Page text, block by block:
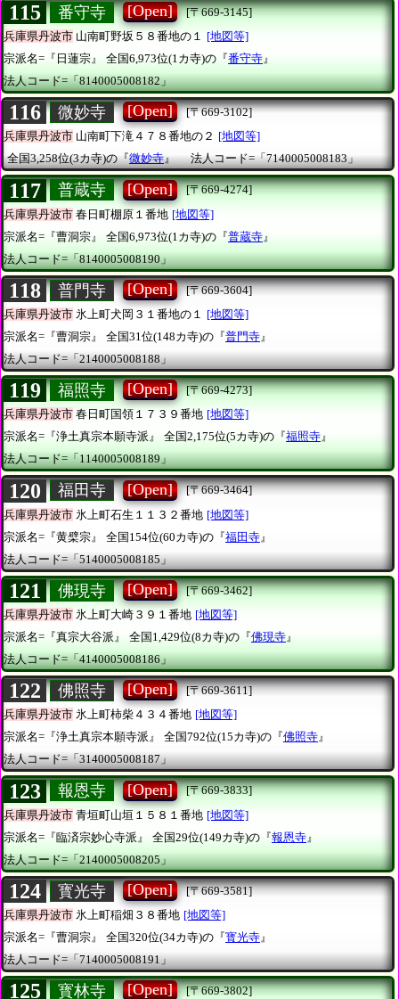
115 番守寺 [Open]
[〒669-3145]
兵庫県丹波市 山南町野坂５８番地の１ [地図等]
宗派名=『日蓮宗』
全国6,973位(1カ寺)の『番守寺』
法人コード=「8140005008182」
116 微妙寺 [Open]
[〒669-3102]
兵庫県丹波市 山南町下滝４７８番地の２ [地図等]
全国3,258位(3カ寺)の『微妙寺』 法人コード=「7140005008183」
117 普蔵寺 [Open]
[〒669-4274]
兵庫県丹波市 春日町棚原１番地 [地図等]
宗派名=『曹洞宗』
全国6,973位(1カ寺)の『普蔵寺 』
法人コード=「8140005008190」
118 普門寺 [Open]
[〒669-3604]
兵庫県丹波市 氷上町犬岡３１番地の１ [地図等]
宗派名=『曹洞宗』
全国31位(148カ寺)の『普門寺』
法人コード=「2140005008188」
119 福照寺 [Open]
[〒669-4273]
兵庫県丹波市 春日町国領１７３９番地 [地図等]
宗派名=『浄土真宗本願寺派』
全国2,175位(5カ寺)の『福照寺』
法人コード=「1140005008189」
120 福田寺 [Open]
[〒669-3464]
兵庫県丹波市 氷上町石生１１３２番地 [地図等]
宗派名=『黄檗宗』
全国154位(60カ寺)の『福田寺 』
法人コード=「5140005008185」
121 佛現寺 [Open]
[〒669-3462]
兵庫県丹波市 氷上町大崎３９１番地 [地図等]
宗派名=『真宗大谷派』
全国1,429位(8カ寺)の『佛現寺』
法人コード=「4140005008186」
122 佛照寺 [Open]
[〒669-3611]
兵庫県丹波市 氷上町柿柴４３４番地 [地図等]
宗派名=『浄土真宗本願寺派』
全国792位(15カ寺)の『佛照寺』
法人コード=「3140005008187」
123 報恩寺 [Open]
[〒669-3833]
兵庫県丹波市 青垣町山垣１５８１番地 [地図等]
宗派名=『臨済宗妙心寺派』
全国29位(149カ寺)の『報恩寺 』
法人コード=「2140005008205」
124 寳光寺 [Open]
[〒669-3581]
兵庫県丹波市 氷上町稲畑３８番地 [地図等]
宗派名=『曹洞宗』
全国320位(34カ寺)の『寳光寺』
法人コード=「7140005008191」
125 寳林寺 [Open] [〒669-3802]